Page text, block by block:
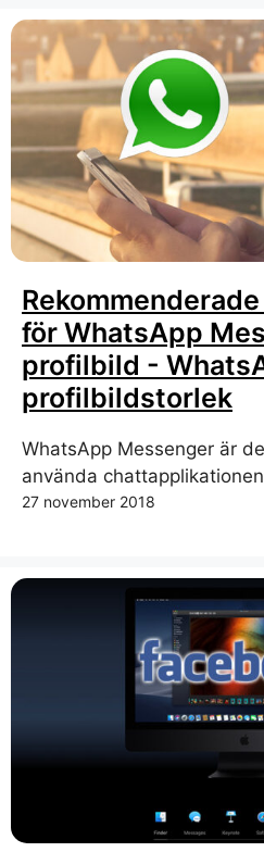
för WhatsApp
profilbild -
profilbildstorlek
WhatsApp Messenger är
använda
27 november 2018